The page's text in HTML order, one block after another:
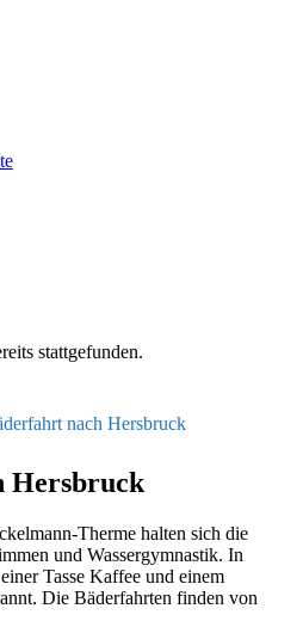
stattgefunden.
nach Hersbruck
Hersbruck
Therme hal­ten sich die
und Wasser­gym­nas­tik. In
Tasse Kaf­fee und einem
Die Bäder­fahrten find­en von